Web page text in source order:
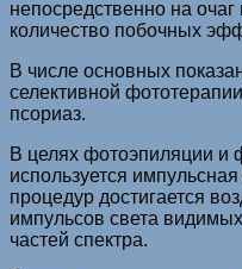
непосредственно на
количество побочных
В числе основных
селективной
псориаз.
В целях фотоэпиляции и
используется
процедур достигается
импульсов света
частей спектра.